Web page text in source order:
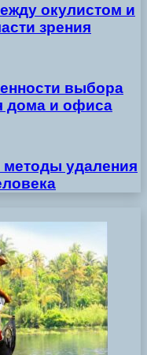
окулистом и
зрения
выбора
дома и офиса
удаления